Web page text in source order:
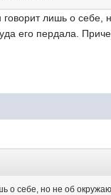
лишь о себе,
его пердала.
о себе, но не об